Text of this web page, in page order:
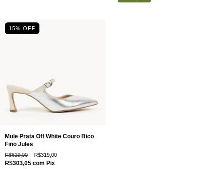
15% OFF
Mule Prata Off White Couro Bico
Fino Jules
R$629,00 R$319,00
R$303,05 com Pix